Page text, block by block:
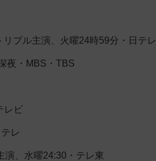
リプル主演、火曜24時59分・日テレ
夜・MBS・TBS
レビ
レ
演、水曜24:30・テレ東